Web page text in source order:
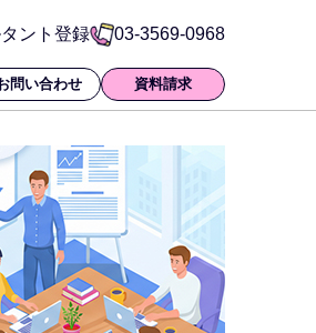
ント登録 03-3569-0968
問い合わせ 資料請求